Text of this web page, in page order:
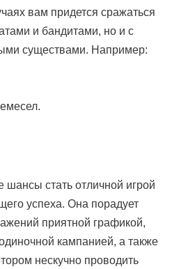
вам придется сражаться
и бандитами, но и с
существами. Например:
шансы стать отличной игрой
успеха. Она порадует
приятной графикой,
кампанией, а также
нескучно проводить